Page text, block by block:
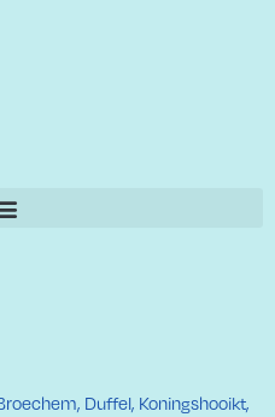
Duffel, Koningshooikt,